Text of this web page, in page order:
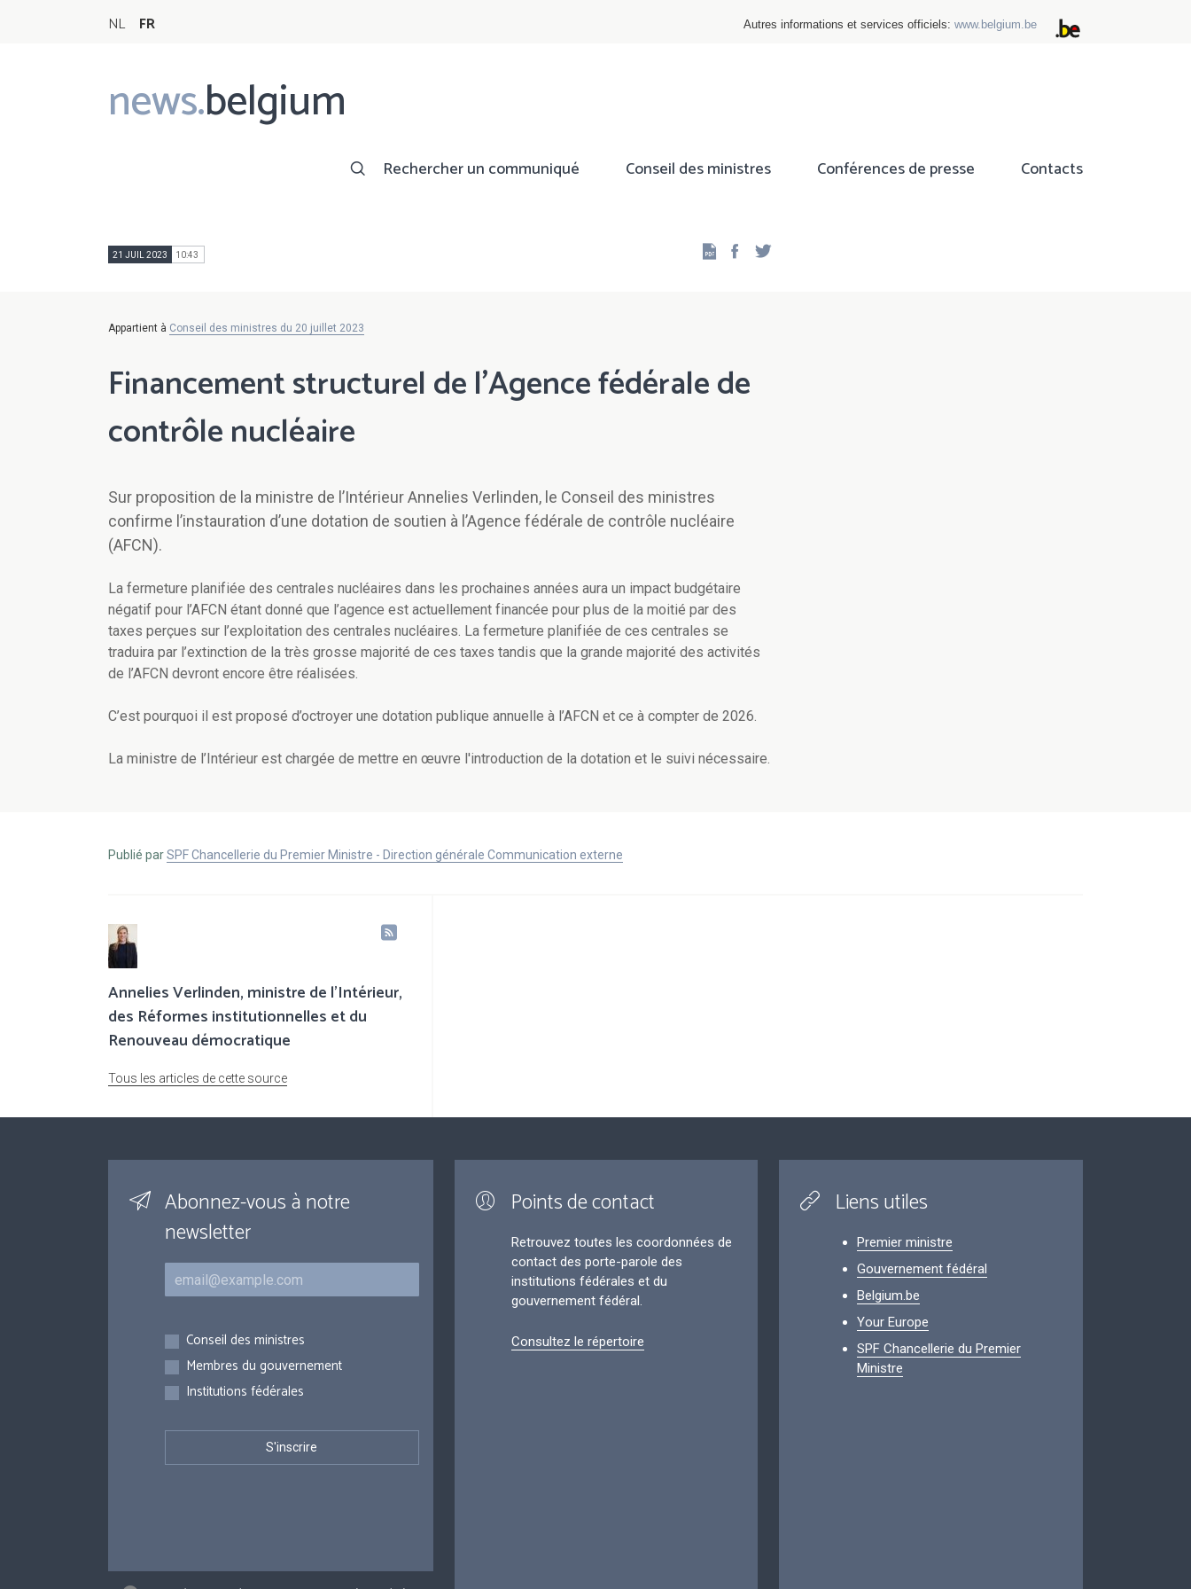
NL FR Autres informations et services officiels: www.belgium.be
news.belgium
Main
navigation
Rechercher un communiqué Conseil des ministres Conférences de presse Contacts
21 JUIL 2023 10:43 Facebook
Appartient à Conseil des ministres du 20 juillet 2023
Financement structurel de l’Agence fédérale de
contrôle nucléaire
Sur proposition de la ministre de l’Intérieur Annelies Verlinden, le Conseil des ministres
confirme l’instauration d’une dotation de soutien à l’Agence fédérale de contrôle nucléaire
(AFCN).
La fermeture planifiée des centrales nucléaires dans les prochaines années aura un impact budgétaire
négatif pour l’AFCN étant donné que l’agence est actuellement financée pour plus de la moitié par des
taxes perçues sur l’exploitation des centrales nucléaires. La fermeture planifiée de ces centrales se
traduira par l’extinction de la très grosse majorité de ces taxes tandis que la grande majorité des activités
de l’AFCN devront encore être réalisées.
C’est pourquoi il est proposé d’octroyer une dotation publique annuelle à l’AFCN et ce à compter de 2026.
La ministre de l’Intérieur est chargée de mettre en œuvre l'introduction de la dotation et le suivi nécessaire.
Publié parSPF Chancellerie du Premier Ministre - Direction générale Communication externe
Annelies Verlinden, ministre de l’Intérieur,
des Réformes institutionnelles et du
Renouveau démocratique
Tous les articles de cette source
Abonnez-vous à notre
newsletter
Courriel
Inscriptions
Conseil des ministres
Membres du gouvernement
Institutions fédérales
Points de contact
Retrouvez toutes les coordonnées de
contact des porte-parole des
institutions fédérales et du
gouvernement fédéral.
Consultez le répertoire
Liens utiles
Premier ministre
Gouvernement fédéral
Belgium.be
Your Europe
SPF Chancellerie du Premier
Ministre